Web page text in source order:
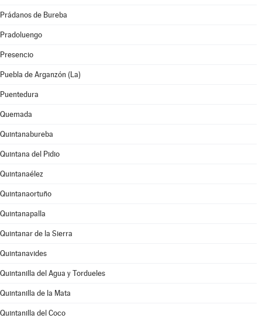
Prádanos de Bureba
Pradoluengo
Presencio
Puebla de Arganzón (La)
Puentedura
Quemada
Quintanabureba
Quintana del Pidio
Quintanaélez
Quintanaortuño
Quintanapalla
Quintanar de la Sierra
Quintanavides
Quintanilla del Agua y Tordueles
Quintanilla de la Mata
Quintanilla del Coco